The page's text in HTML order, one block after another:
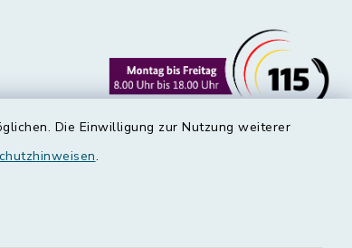
Die Einwilligung zur Nutzung weiterer
.